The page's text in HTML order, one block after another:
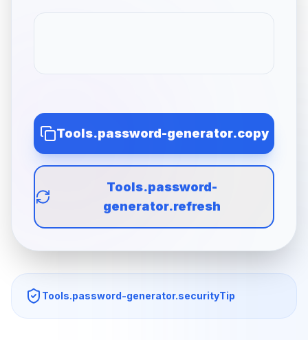
Tools.password-generator.copy
Tools.password-
generator.refresh
Tools.password-generator.securityTip